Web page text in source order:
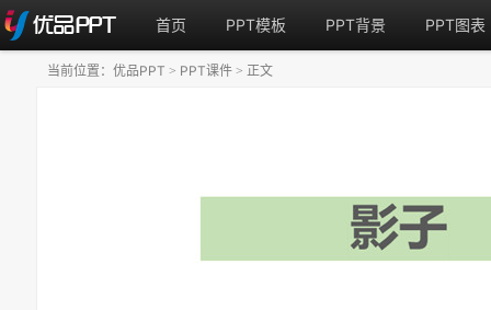
首页 PPT模板 PPT背景 PPT图表
当前位置： 优品PPT > PPT课件 > 正文